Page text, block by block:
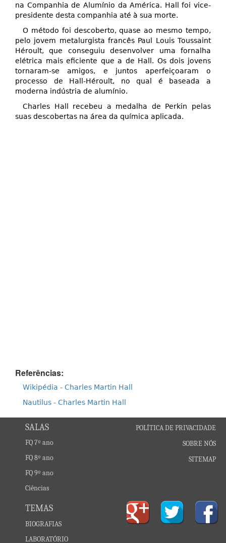
na Companhia de Alumínio da América. Hall foi vice-
presidente desta companhia até à sua morte.
O método foi descoberto, quase ao mesmo tempo,
pelo jovem metalurgista francês Paul Louis Toussaint
Héroult, que conseguiu desenvolver uma fornalha
elétrica mais eficiente que a de Hall. Os dois jovens
tornaram-se amigos, e juntos aperfeiçoaram o
processo de Hall-Héroult, no qual é baseada a
moderna indústria de alumínio.
Charles Hall recebeu a medalha de Perkin pelas
suas descobertas na área da química aplicada.
Referências:
Wikipédia - Charles Martin Hall
Nautilus - Charles Martin Hall
SALAS
FQ 7º ano
FQ 8º ano
FQ 9º ano
Ciências
TEMAS
BIOGRAFIAS
LABORATÓRIO
POLÍTICA DE PRIVACIDADE
SOBRE NÓS
SITEMAP